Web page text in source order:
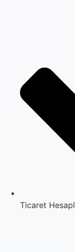
Ticaret